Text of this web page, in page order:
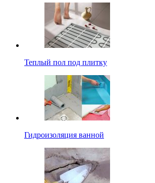
Теплый пол под плитку
Гидроизоляция ванной